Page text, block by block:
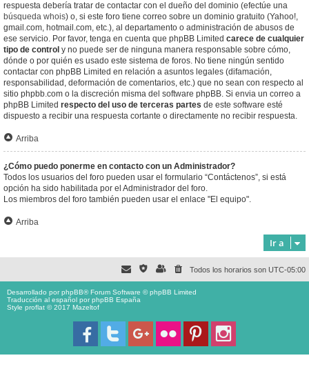
respuesta debería tratar de contactar con el dueño del dominio (efectúe una
búsqueda whois) o, si este foro tiene correo sobre un dominio gratuito (Yahoo!,
gmail.com, hotmail.com, etc.), al departamento o administración de abusos de
ese servicio. Por favor, tenga en cuenta que phpBB Limited carece de cualquier
tipo de control y no puede ser de ninguna manera responsable sobre cómo,
dónde o por quién es usado este sistema de foros. No tiene ningún sentido
contactar con phpBB Limited en relación a asuntos legales (difamación,
responsabilidad, deformación de comentarios, etc.) que no sean con respecto al
sitio phpbb.com o la discreción misma del software phpBB. Si envia un correo a
phpBB Limited respecto del uso de terceras partes de este software esté
dispuesto a recibir una respuesta cortante o directamente no recibir respuesta.
Arriba
¿Cómo puedo ponerme en contacto con un Administrador?
Todos los usuarios del foro pueden usar el formulario “Contáctenos”, si está
opción ha sido habilitada por el Administrador del foro.
Los miembros del foro también pueden usar el enlace "El equipo".
Arriba
Ir a
Todos los horarios son UTC-05:00
Desarrollado porphpBB® Forum Software © phpBB Limited
Traducción al español porphpBB España
Style proflat © 2017 Mazeltof